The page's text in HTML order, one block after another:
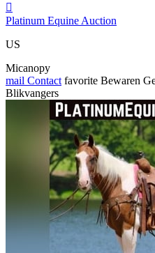

Platinum Equine Auction
US
Micanopy
mail Contact favorite Bewaren
Blikvangers